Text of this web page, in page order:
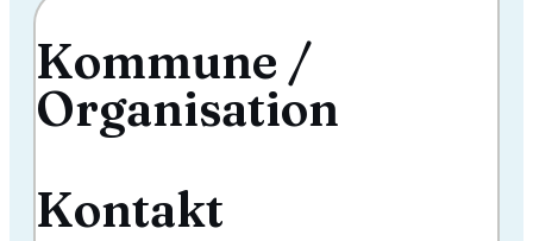
Kommune /
Organisation
Kontakt